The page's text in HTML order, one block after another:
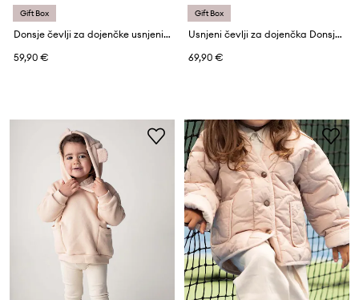
Gift Box
Donsje čevlji za dojenčke usnjeni Pina Classic Booties
59,90 €
Gift Box
Usnjeni čevlji za dojenčka Donsje Pina Organza Booties
69,90 €